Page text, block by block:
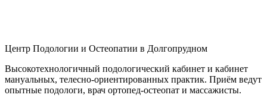
Центр Подологии и Остеопатии в Долгопрудном
Высокотехнологичный подологический кабинет и кабинет
мануальных, телесно-ориентированных практик. Приём ведут
опытные подологи, врач ортопед-остеопат и массажисты.